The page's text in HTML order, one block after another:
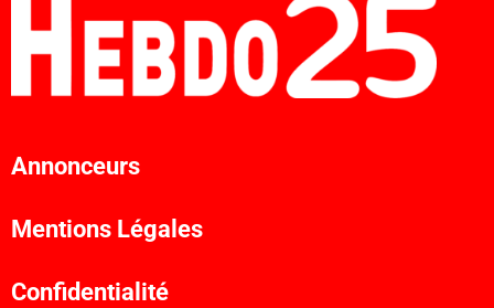
Annonceurs
Mentions Légales
Confidentialité